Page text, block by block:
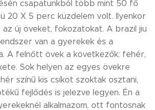
csapatunkból több mint 50 fő
20 X 5 perc küzdelem volt. Ilyenkor
az új öveket, fokozatokat. A brazil jiu
van a gyerekek és a
A felnőtt övek a következők: fehér,
Sok helyen az egyes övekre
színű kis csíkot szoktak osztani,
fejlődés is jelezve legyen. Én a
alkalmazom, ott fontosnak